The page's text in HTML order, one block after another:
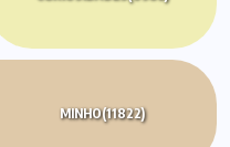
MINHO(11822)